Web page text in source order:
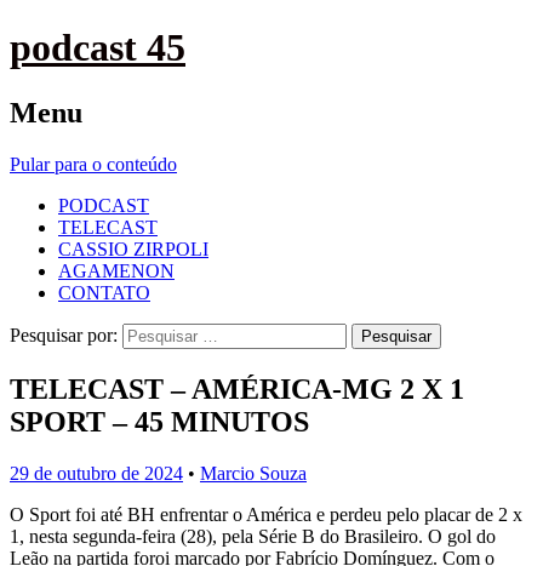
podcast 45
Menu
Pular para o conteúdo
PODCAST
TELECAST
CASSIO ZIRPOLI
AGAMENON
CONTATO
Pesquisar por:
TELECAST – AMÉRICA-MG 2 X 1
SPORT – 45 MINUTOS
29 de outubro de 2024 • Marcio Souza
O Sport foi até BH enfrentar o América e perdeu pelo placar de 2 x
1, nesta segunda-feira (28), pela Série B do Brasileiro. O gol do
Leão na partida foroi marcado por Fabrício Domínguez. Com o